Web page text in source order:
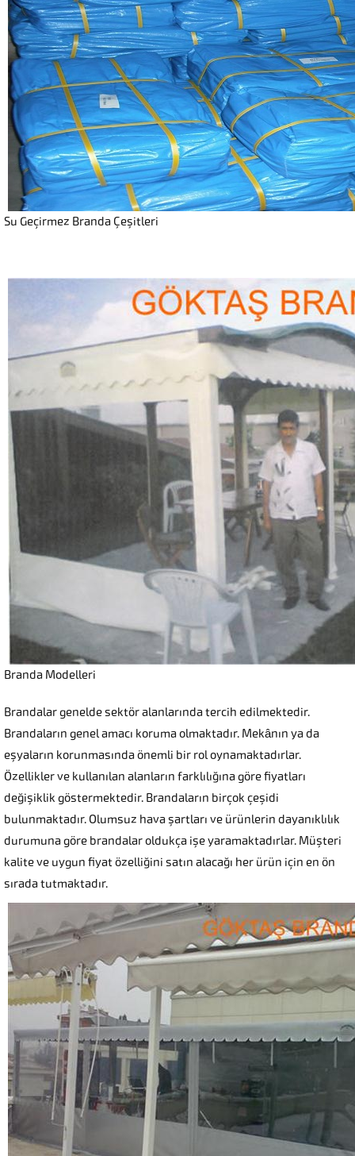
Su Geçirmez Branda Çeşitleri
Branda Modelleri
Brandalar genelde sektör alanlarında tercih edilmektedir.
Brandaların genel amacı koruma olmaktadır. Mekânın ya da
eşyaların korunmasında önemli bir rol oynamaktadırlar.
Özellikler ve kullanılan alanların farklılığına göre fiyatları
değişiklik göstermektedir. Brandaların birçok çeşidi
bulunmaktadır. Olumsuz hava şartları ve ürünlerin dayanıklılık
durumuna göre brandalar oldukça işe yaramaktadırlar. Müşteri
kalite ve uygun fiyat özelliğini satın alacağı her ürün için en ön
sırada tutmaktadır.